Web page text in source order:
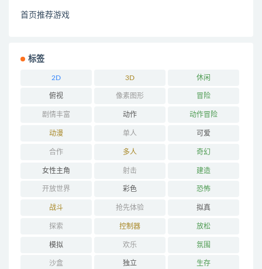
首页推荐游戏
标签
2D 3D 休闲
俯视 像素图形 冒险
剧情丰富 动作 动作冒险
动漫 单人 可爱
合作 多人 奇幻
女性主角 射击 建造
开放世界 彩色 恐怖
战斗 抢先体验 拟真
探索 控制器 放松
模拟 欢乐 氛围
沙盒 独立 生存